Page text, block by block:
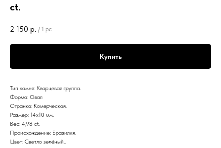
ct.
2 150 р. / 1 pc
Купить
Тип камня: Кварцевая группа.
Форма: Овал
Огранка: Комерческая.
Размер: 14х10 мм.
Вес: 4,98 ct.
Происхождение: Бразилия.
Цвет: Светло зелёный..